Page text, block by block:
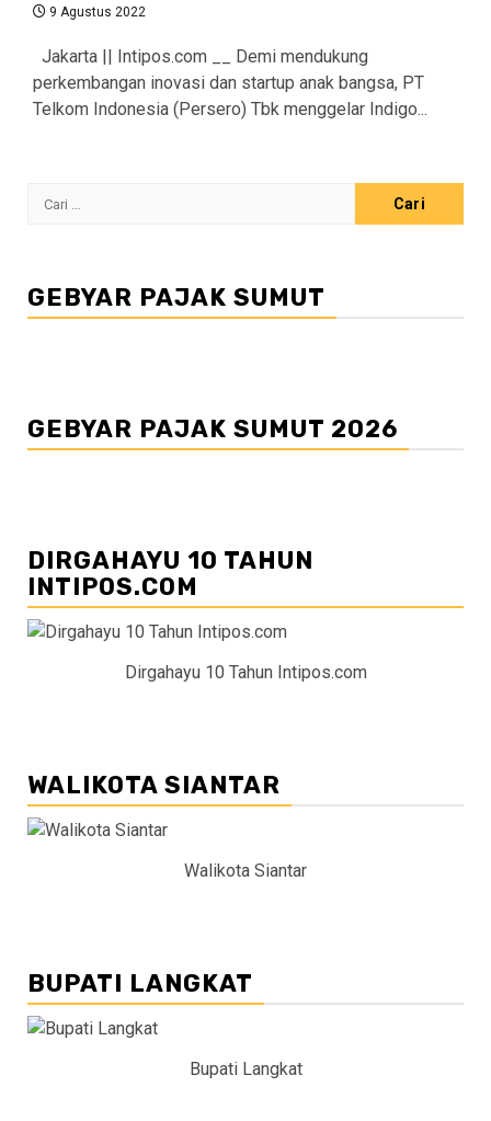
9 Agustus 2022
Jakarta || Intipos.com __ Demi mendukung
perkembangan inovasi dan startup anak bangsa, PT
Telkom Indonesia (Persero) Tbk menggelar Indigo...
Cari
GEBYAR PAJAK SUMUT
GEBYAR PAJAK SUMUT 2026
DIRGAHAYU 10 TAHUN
INTIPOS.COM
Dirgahayu 10 Tahun Intipos.com
WALIKOTA SIANTAR
Walikota Siantar
BUPATI LANGKAT
Bupati Langkat